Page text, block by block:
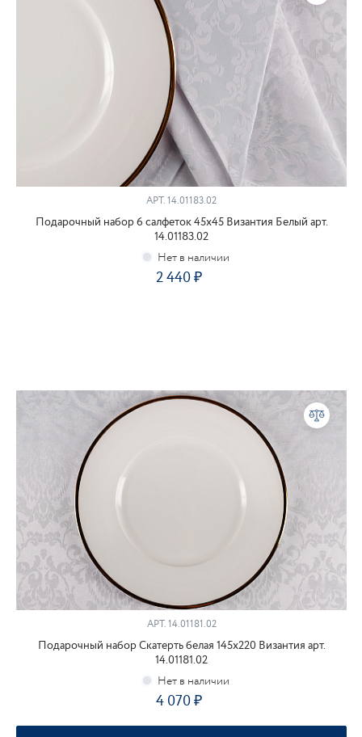
АРТ.14.01183.02
Подарочный набор 6 салфеток 45х45 Византия Белый арт.
14.01183.02
2 440
АРТ.14.01181.02
Подарочный набор Скатерть белая 145x220 Византия арт.
14.01181.02
4 070